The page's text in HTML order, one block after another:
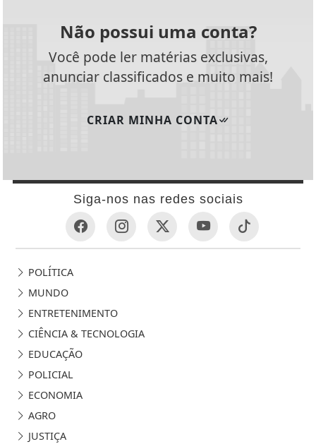
Não possui uma conta?
Você pode ler matérias exclusivas,
anunciar classificados e muito mais!
CRIAR MINHA CONTA
Siga-nos nas redes sociais
POLÍTICA
MUNDO
ENTRETENIMENTO
CIÊNCIA & TECNOLOGIA
EDUCAÇÃO
POLICIAL
ECONOMIA
AGRO
JUSTIÇA